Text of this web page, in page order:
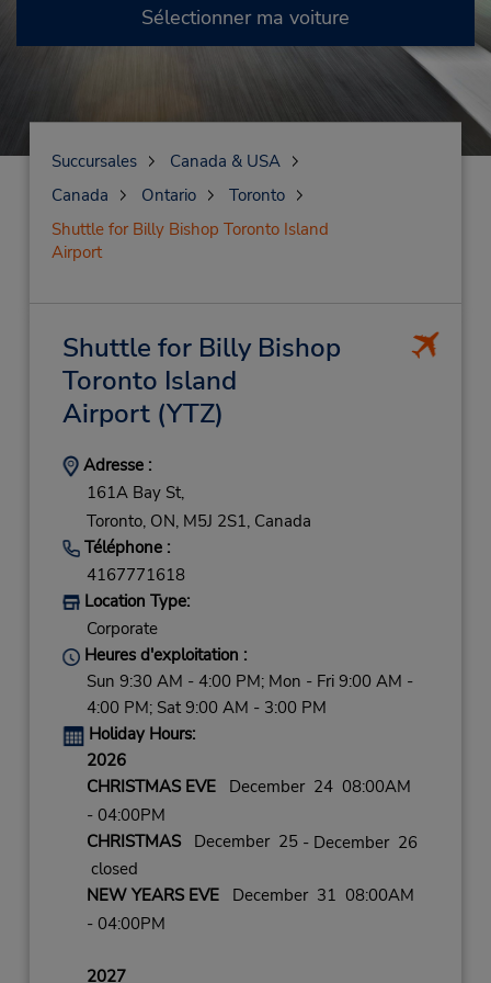
Sélectionner ma voiture
Succursales
Canada & USA
Canada
Ontario
Toronto
Shuttle for Billy Bishop Toronto Island
Airport
Shuttle for Billy Bishop
Toronto Island
Airport(YTZ)
Adresse :
161A Bay St,
Toronto, ON, M5J 2S1, Canada
Téléphone :
4167771618
Location Type:
Corporate
Heures d'exploitation :
Sun 9:30 AM - 4:00 PM; Mon - Fri 9:00 AM -
4:00 PM; Sat 9:00 AM - 3:00 PM
Holiday Hours:
2026
CHRISTMAS EVEDecember 24 08:00AM
- 04:00PM
CHRISTMASDecember 25 - December 26
closed
NEW YEARS EVEDecember 31 08:00AM
- 04:00PM
2027